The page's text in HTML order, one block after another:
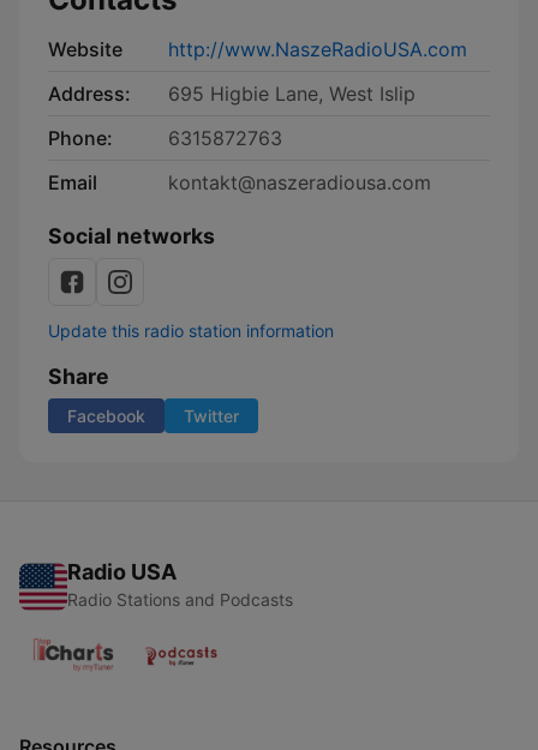
Website
http://www.NaszeRadioUSA.com
Address:
695 Higbie Lane, West Islip
Phone:
6315872763
Email
kontakt@naszeradiousa.com
Social networks
Update this radio station information
Share
Facebook Twitter
Radio USA
Radio Stations and Podcasts